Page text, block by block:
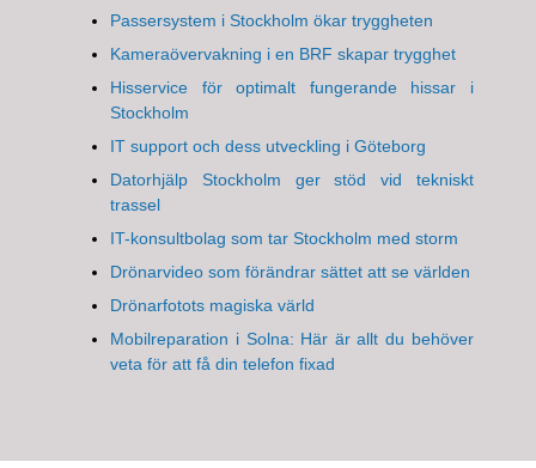
Passersystem i Stockholm ökar tryggheten
Kameraövervakning i en BRF skapar trygghet
Hisservice för optimalt fungerande hissar i
Stockholm
IT support och dess utveckling i Göteborg
Datorhjälp Stockholm ger stöd vid tekniskt
trassel
IT-konsultbolag som tar Stockholm med storm
Drönarvideo som förändrar sättet att se världen
Drönarfotots magiska värld
Mobilreparation i Solna: Här är allt du behöver
veta för att få din telefon fixad